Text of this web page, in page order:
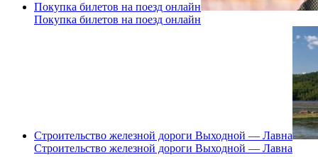
Покупка билетов на поезд онлайн
Покупка билетов на поезд онлайн
Строительство железной дороги Выходной — Лавна
Строительство железной дороги Выходной — Лавна